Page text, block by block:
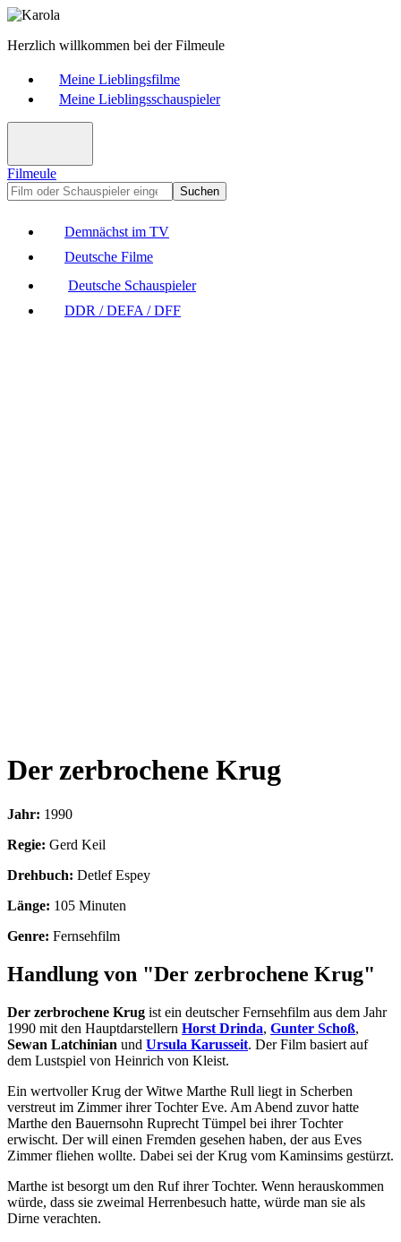
Herzlich willkommen bei der Filmeule
Meine Lieblingsfilme
Meine Lieblingsschauspieler
Filmeule
Suchen
Demnächst im TV
Deutsche Filme
Deutsche Schauspieler
DDR / DEFA / DFF
Der zerbrochene Krug
Jahr: 1990
Regie: Gerd Keil
Drehbuch: Detlef Espey
Länge: 105 Minuten
Genre: Fernsehfilm
Handlung von "Der zerbrochene Krug"
Der zerbrochene Krug ist ein deutscher Fernsehfilm aus dem Jahr
1990 mit den Hauptdarstellern Horst Drinda, Gunter Schoß,
Sewan Latchinian und Ursula Karusseit. Der Film basiert auf
dem Lustspiel von Heinrich von Kleist.
Ein wertvoller Krug der Witwe Marthe Rull liegt in Scherben
verstreut im Zimmer ihrer Tochter Eve. Am Abend zuvor hatte
Marthe den Bauernsohn Ruprecht Tümpel bei ihrer Tochter
erwischt. Der will einen Fremden gesehen haben, der aus Eves
Zimmer fliehen wollte. Dabei sei der Krug vom Kaminsims gestürzt.
Marthe ist besorgt um den Ruf ihrer Tochter. Wenn herauskommen
würde, dass sie zweimal Herrenbesuch hatte, würde man sie als
Dirne verachten.